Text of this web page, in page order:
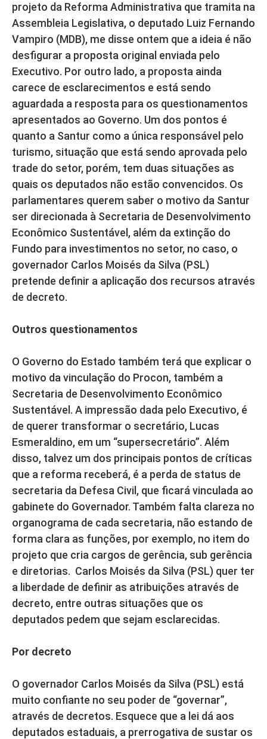
projeto da Reforma Administrativa que tramita na
Assembleia Legislativa, o deputado Luiz Fernando
Vampiro (MDB), me disse ontem que a ideia é não
desfigurar a proposta original enviada pelo
Executivo. Por outro lado, a proposta ainda
carece de esclarecimentos e está sendo
aguardada a resposta para os questionamentos
apresentados ao Governo. Um dos pontos é
quanto a Santur como a única responsável pelo
turismo, situação que está sendo aprovada pelo
trade do setor, porém, tem duas situações as
quais os deputados não estão convencidos. Os
parlamentares querem saber o motivo da Santur
ser direcionada à Secretaria de Desenvolvimento
Econômico Sustentável, além da extinção do
Fundo para investimentos no setor, no caso, o
governador Carlos Moisés da Silva (PSL)
pretende definir a aplicação dos recursos através
de decreto.
Outros questionamentos
O Governo do Estado também terá que explicar o
motivo da vinculação do Procon, também a
Secretaria de Desenvolvimento Econômico
Sustentável. A impressão dada pelo Executivo, é
de querer transformar o secretário, Lucas
Esmeraldino, em um “supersecretário”. Além
disso, talvez um dos principais pontos de críticas
que a reforma receberá, é a perda de status de
secretaria da Defesa Civil, que ficará vinculada ao
gabinete do Governador. Também falta clareza no
organograma de cada secretaria, não estando de
forma clara as funções, por exemplo, no item do
projeto que cria cargos de gerência, sub gerência
e diretorias. Carlos Moisés da Silva (PSL) quer ter
a liberdade de definir as atribuições através de
decreto, entre outras situações que os
deputados pedem que sejam esclarecidas.
Por decreto
O governador Carlos Moisés da Silva (PSL) está
muito confiante no seu poder de “governar”,
através de decretos. Esquece que a lei dá aos
deputados estaduais, a prerrogativa de sustar os